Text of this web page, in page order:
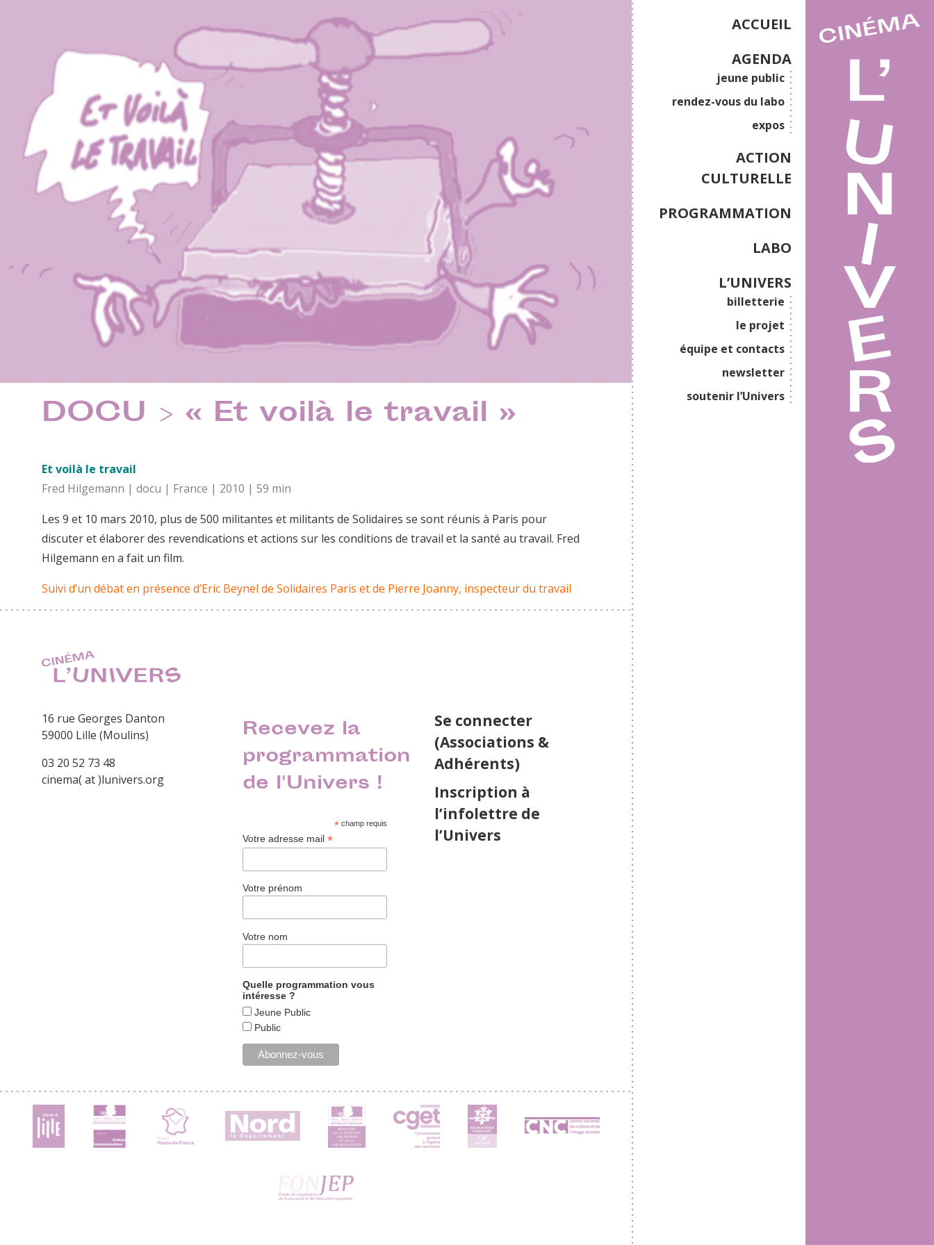
ACCUEIL
AGENDA
jeune public
rendez-vous du labo
expos
ACTION
CULTURELLE
PROGRAMMATION
LABO
L’UNIVERS
billetterie
le projet
équipe et contacts
newsletter
soutenir l’Univers
DOCU > « Et voilà le travail »
Et voilà le travail
Fred Hilgemann | docu | France | 2010 | 59 min
Les 9 et 10 mars 2010, plus de 500 militantes et militants de Solidaires se sont réunis à Paris pour
discuter et élaborer des revendications et actions sur les conditions de travail et la santé au travail. Fred
Hilgemann en a fait un film.
Suivi d’un débat en présence d’Eric Beynel de Solidaires Paris et de Pierre Joanny, inspecteur du travail
16 rue Georges Danton
59000 Lille (Moulins)
03 20 52 73 48
cinema( at )lunivers.org
Recevez la
programmation
de l'Univers !
*champ requis
Votre adresse mail*
Votre prénom
Votre nom
Quelle programmation vous
intéresse ?
Jeune Public
Public
Se connecter
(Associations &
Adhérents)
Inscription à
l’infolettre de
l’Univers